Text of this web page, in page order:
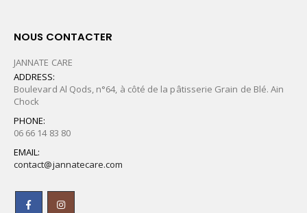
NOUS CONTACTER
JANNATE CARE
ADDRESS:
Boulevard Al Qods, n°64, à côté de la pâtisserie Grain de Blé. Ain
Chock
PHONE:
06 66 14 83 80
EMAIL:
contact@jannatecare.com